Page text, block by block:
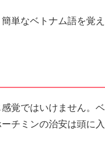
単なベトナム語を覚え
覚ではいけません。ベ
チミンの治安は頭に入